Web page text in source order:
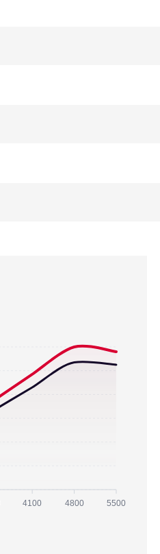
4100 4800 5500